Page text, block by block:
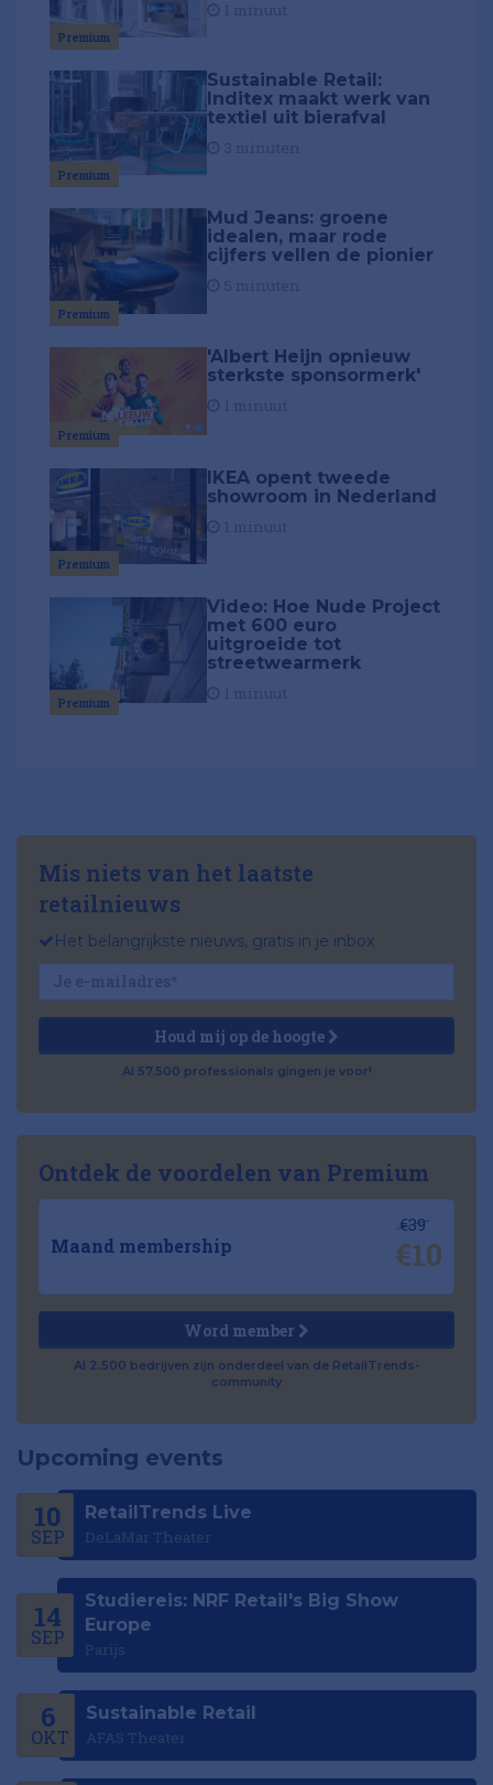
Premium
Premium
Sustainable Retail:
Inditex maakt werk van
textiel uit bierafval
Premium
Mud Jeans: groene
idealen, maar rode
cijfers vellen de pionier
Premium
'Albert Heijn opnieuw
sterkste sponsormerk'
Premium
IKEA opent tweede
showroom in Nederland
Premium
Video: Hoe Nude Project
met 600 euro
uitgroeide tot
streetwearmerk
Mis niets van het laatste
retailnieuws
Het belangrijkste nieuws, gratis in je inbox
Houd mij op de hoogte
Al 57.500 professionals gingen je voor!
Ontdek de voordelen van Premium
Maand membership
€39
€10
Word member
Al 2.500 bedrijven zijn onderdeel van de RetailTrends-
community
Upcoming events
10
SEP
RetailTrends Live
DeLaMar Theater
14
SEP
Studiereis: NRF Retail's Big Show
Europe
Parijs
6
OKT
Sustainable Retail
AFAS Theater